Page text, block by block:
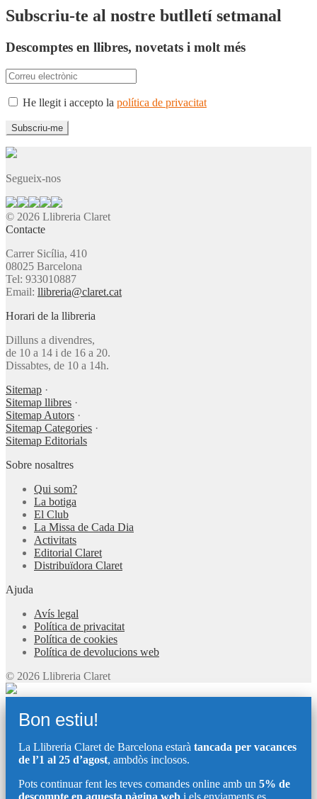
Subscriu-te al nostre butlletí setmanal
Descomptes en llibres, novetats i molt més
He llegit i accepto la política de privacitat
Segueix-nos
© 2026 Llibreria Claret
Contacte
Carrer Sicília, 410
08025 Barcelona
Tel: 933010887
Email: llibreria@claret.cat
Horari de la llibreria
Dilluns a divendres,
de 10 a 14 i de 16 a 20.
Dissabtes, de 10 a 14h.
Sitemap ·
Sitemap llibres ·
Sitemap Autors ·
Sitemap Categories ·
Sitemap Editorials
Sobre nosaltres
Qui som?
La botiga
El Club
La Missa de Cada Dia
Activitats
Editorial Claret
Distribuïdora Claret
Ajuda
Avís legal
Política de privacitat
Política de cookies
Política de devolucions web
© 2026 Llibreria Claret
Bon estiu!
La Llibreria Claret de Barcelona estarà tancada per vacances
de l’1 al 25 d’agost, ambdòs inclosos.
Pots continuar fent les teves comandes online amb un 5% de
descompte en aquesta pàgina web i els enviaments es